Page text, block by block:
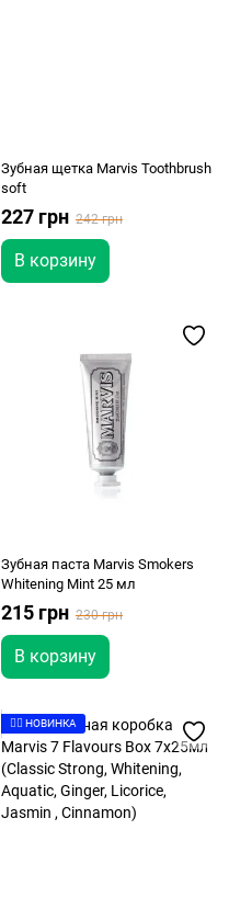
Зубная щетка Marvis Toothbrush
soft
227 грн 242 грн
В корзину
Зубная паста Marvis Smokers
Whitening Mint 25 мл
215 грн 230 грн
В корзину
👉🏻 НОВИНКА